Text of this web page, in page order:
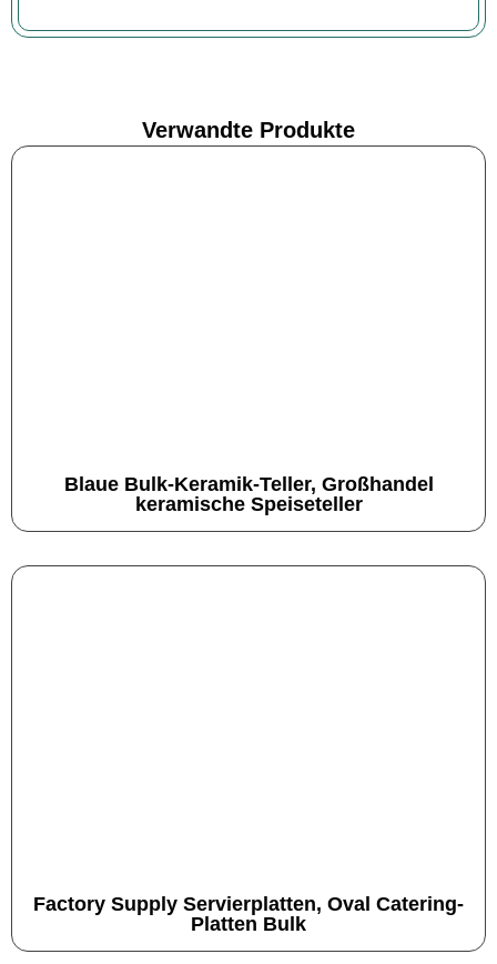
Verwandte Produkte
Blaue Bulk-Keramik-Teller, Großhandel
keramische Speiseteller
Factory Supply Servierplatten, Oval Catering-
Platten Bulk